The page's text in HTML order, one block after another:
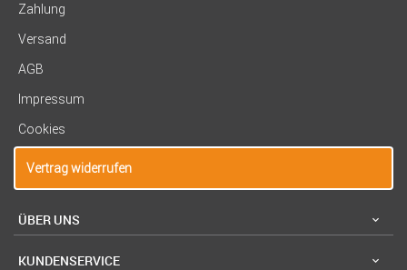
Zahlung
Versand
AGB
Impressum
Cookies
Vertrag widerrufen
ÜBER UNS
KUNDENSERVICE